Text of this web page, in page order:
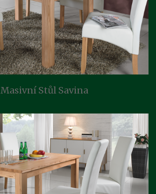
Masivní Stůl Savina